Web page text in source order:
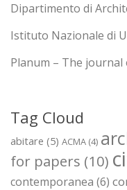
Dipartimento di
Istituto Nazionale di
Planum – The
Tag Cloud
abitare (5) ACMA (4)
for papers (10)
contemporanea (6)